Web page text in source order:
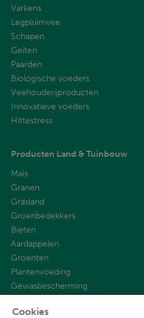
Varkens
Legpluimvee
Schapen
Geiten
Paarden
Biologische voeders
Veehouderijproducten
Innovatieve voeders
Hittestress
Producten Land & Tuinbouw
Maïs
Granen
Grasland
Groenbedekkers
Bieten
Aardappelen
Groenten
Plantenvoeding
Gewasbescherming
Cookies